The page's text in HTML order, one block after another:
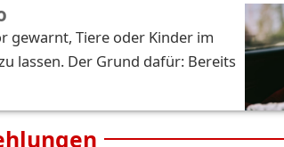
gewarnt, Tiere oder Kinder im
lassen. Der Grund dafür: Bereits